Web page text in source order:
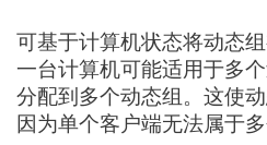
可基于计算机状态将动态组
一台计算机可能适用于多
分配到多个动态组。这使
因为单个客户端无法属于多